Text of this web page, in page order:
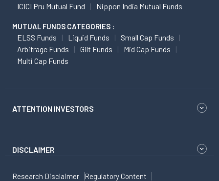
ICICI Pru Mutual Fund
Nippon India Mutual Funds
MUTUAL FUNDS CATEGORIES :
ELSS Funds Liquid Funds
Small Cap Funds
Arbitrage Funds
Gilt Funds
Mid Cap Funds
Multi Cap Funds
ATTENTION INVESTORS
DISCLAIMER
Research Disclaimer Regulatory Content